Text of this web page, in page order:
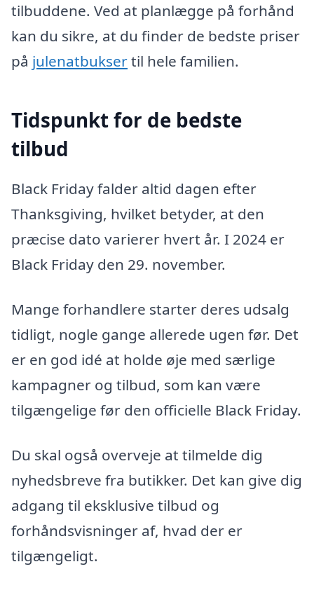
tilbuddene. Ved at planlægge på forhånd
kan du sikre, at du finder de bedste priser
på julenatbuksertil hele familien.
Tidspunkt for de bedste
tilbud
Black Friday falder altid dagen efter
Thanksgiving, hvilket betyder, at den
præcise dato varierer hvert år. I 2024 er
Black Friday den 29. november.
Mange forhandlere starter deres udsalg
tidligt, nogle gange allerede ugen før. Det
er en god idé at holde øje med særlige
kampagner og tilbud, som kan være
tilgængelige før den officielle Black Friday.
Du skal også overveje at tilmelde dig
nyhedsbreve fra butikker. Det kan give dig
adgang til eksklusive tilbud og
forhåndsvisninger af, hvad der er
tilgængeligt.